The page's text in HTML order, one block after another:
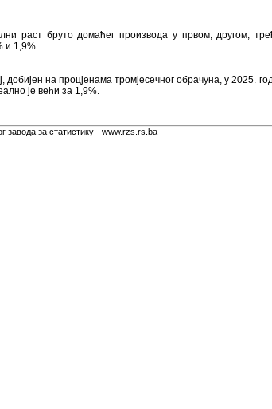
раст бруто домаћег производа у првом, другом,
и 1,9%.
добијен на процјенама тромјесечног обрачуна, у 2025.
је већи за 1,9%.
завода за статистику - www.rzs.rs.ba